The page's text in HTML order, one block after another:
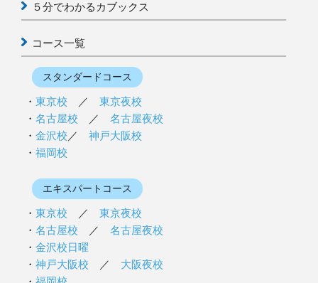
５分でわかるカブックス
コース一覧
スタンダードコース
東京校 ／ 東京夜校
名古屋校 ／ 名古屋夜校
金沢校 ／ 神戸大阪校
福岡校
エキスパートコース
東京校 ／ 東京夜校
名古屋校 ／ 名古屋夜校
金沢校日曜
神戸大阪校 ／ 大阪夜校